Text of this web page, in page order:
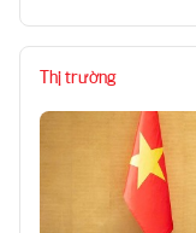
Thị trường